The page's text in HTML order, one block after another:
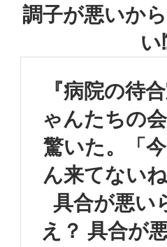
調子が悪いか
い
『病院の待
ゃんたちの
驚いた。
「
ん来てないね
具合が悪い
え？ 具合が